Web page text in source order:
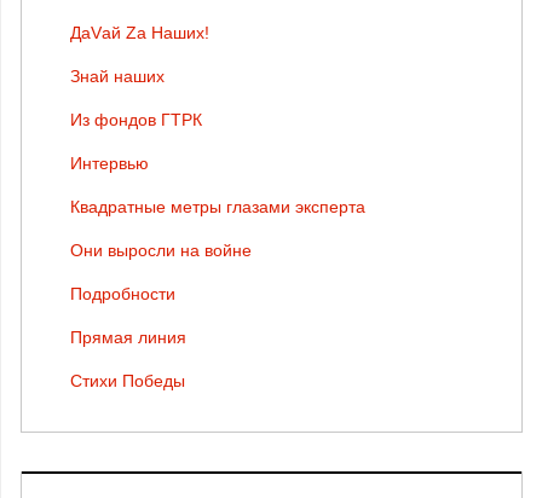
ДаVай Zа Наших!
Знай наших
Из фондов ГТРК
Интервью
Квадратные метры глазами эксперта
Они выросли на войне
Подробности
Прямая линия
Стихи Победы